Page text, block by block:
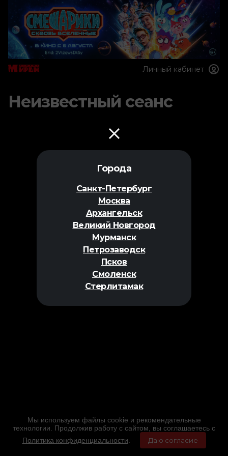
Города
Санкт-Петербург
Москва
Архангельск
Великий Новгород
Мурманск
Петрозаводск
Псков
Смоленск
Стерлитамак
Личный кабинет
Неизвестный сеанс
Мы используем файлы cookie и рекомендательные
технологии. Продолжив работу с сайтом, вы соглашаетесь с
Политика конфиденциальности
Даю согласие